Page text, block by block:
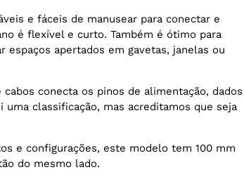
e fáceis de manusear para conectar e
é flexível e curto. Também é ótimo para
espaços apertados em gavetas, janelas ou
conecta os pinos de alimentação, dados
uma classificação, mas acreditamos que seja
e configurações, este modelo tem 100 mm
do mesmo lado.